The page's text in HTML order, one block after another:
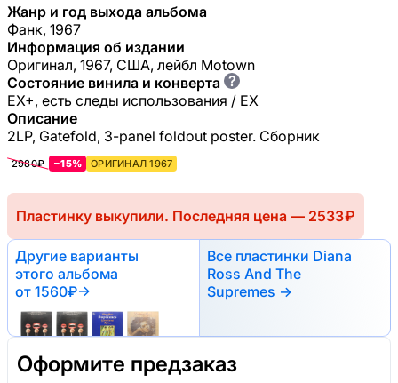
Жанр и год выхода альбома
Фанк, 1967
Информация об издании
Оригинал, 1967, США, лейбл Motown
Состояние винила и конверта ?
EX+, есть следы использования / EX
Описание
2LP, Gatefold, 3-panel foldout poster. Сборник
2980₽ −15% ОРИГИНАЛ 1967
Пластинку выкупили. Последняя цена — 2533 ₽
Другие варианты
этого альбома
от 1560₽→
Все пластинки Diana
Ross And The
Supremes →
Оформите предзаказ